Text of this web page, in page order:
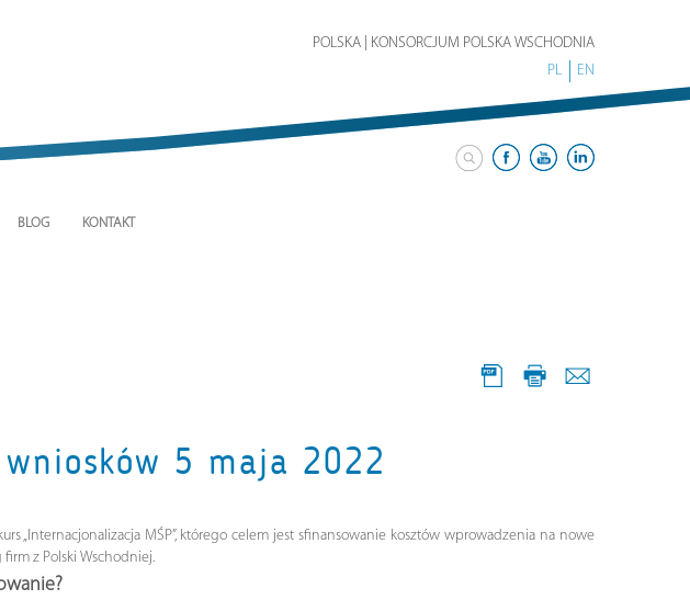
POLSKA | KONSORCJUM POLSKA WSCHODNIA
PL
EN
BLOG KONTAKT
5 maja 2022
„Internacjonalizacja MŚP”, którego celem jest sfinansowanie kosztów wprowadzenia na nowe
z Polski Wschodniej.